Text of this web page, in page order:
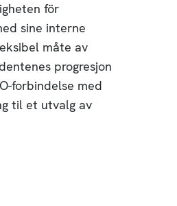
för
sine interne
måte av
progresjon
forbindelse med
til et utvalg av